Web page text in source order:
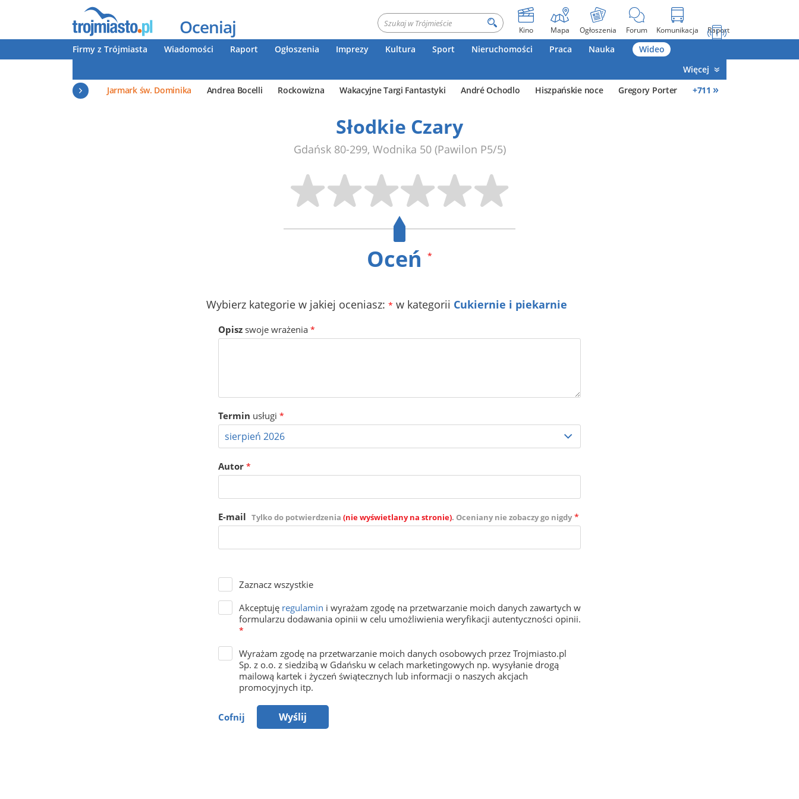
Oceniaj Kino Mapa Ogłoszenia Forum Komunikacja Raport
Firmy z Trójmiasta Wiadomości Raport Ogłoszenia Imprezy Kultura Sport Nieruchomości Praca Nauka
Wideo
Więcej
Jarmark św. Dominika
Andrea Bocelli Rockowizna Wakacyjne Targi Fantastyki André Ochodlo Hiszpańskie noce Gregory Porter +711 »
Słodkie Czary
Gdańsk 80-299, Wodnika 50 (Pawilon P5/5)
Oceń *
Wybierz kategorie w jakiej oceniasz: * w kategorii Cukiernie i piekarnie
Opisz swoje wrażenia *
Termin usługi *
Autor *
E-mail Tylko do potwierdzenia (nie wyświetlany na stronie). Oceniany nie zobaczy go nigdy *
Zaznacz wszystkie
Akceptuję regulamin i wyrażam zgodę na przetwarzanie moich danych zawartych w
formularzu dodawania opinii w celu umożliwienia weryfikacji autentyczności opinii.
*
Wyrażam zgodę na przetwarzanie moich danych osobowych przez Trojmiasto.pl
Sp. z o.o. z siedzibą w Gdańsku w celach marketingowych np. wysyłanie drogą
mailową kartek i życzeń świątecznych lub informacji o naszych akcjach
promocyjnych itp.
Cofnij Wyślij